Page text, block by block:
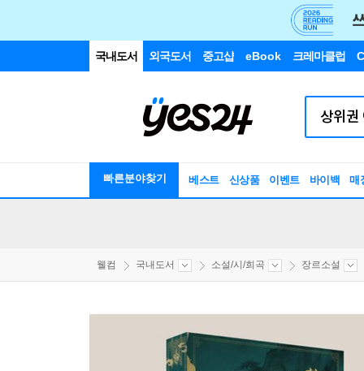
국내도서 외국도서 중고샵 eBook 크레마클럽
빠른분야찾기 베스트 신상품 이벤트 바이백 매
웰컴 국내도서 소설/시/희곡 장르소설